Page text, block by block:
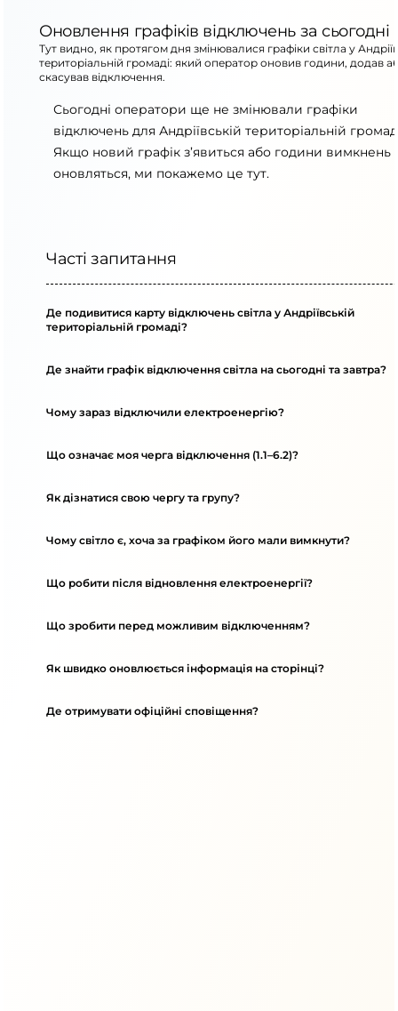
Оновлення графіків відключень за сьогодні
Тут видно, як протягом дня змінювалися графіки світла у
територіальній громаді: який оператор оновив години, додав
скасував відключення.
Сьогодні оператори ще не змінювали графіки
відключень для Андріївській територіальній
Якщо новий графік з’явиться або години вимкнень
оновляться, ми покажемо це тут.
Часті запитання
Де подивитися карту відключень світла у Андріївській
територіальній громаді?
Де знайти графік відключення світла на сьогодні та завтра?
Чому зараз відключили електроенергію?
Що означає моя черга відключення (1.1–6.2)?
Як дізнатися свою чергу та групу?
Чому світло є, хоча за графіком його мали вимкнути?
Що робити після відновлення електроенергії?
Що зробити перед можливим відключенням?
Як швидко оновлюється інформація на сторінці?
Де отримувати офіційні сповіщення?